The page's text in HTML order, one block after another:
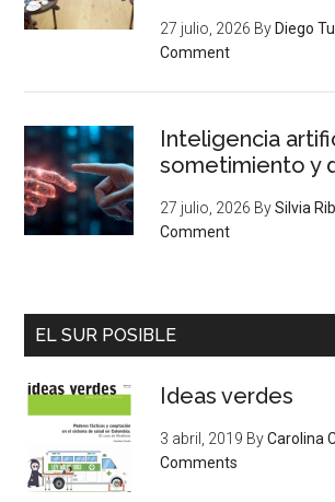
27 julio, 2026 By Diego
Comment
Inteligencia
sometimiento y
27 julio, 2026 BySilvia
Comment
EL SUR POSIBLE
Ideas verdes
3 abril, 2019 ByCarolina
Comments